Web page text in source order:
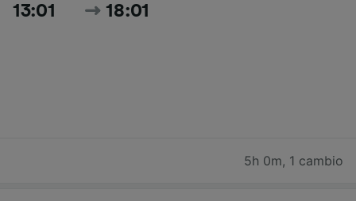
13:01 18:01
5h 0m, 1 cambio